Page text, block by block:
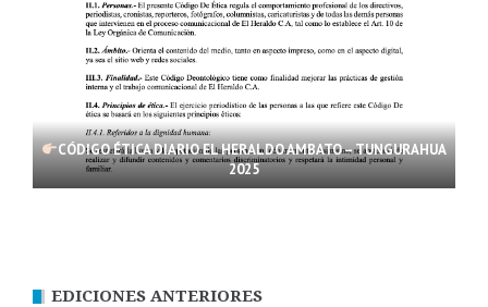
CÓDIGO ÉTICA DIARIO EL HERALDO AMBATO – TUNGURAHUA
2025
EDICIONES ANTERIORES